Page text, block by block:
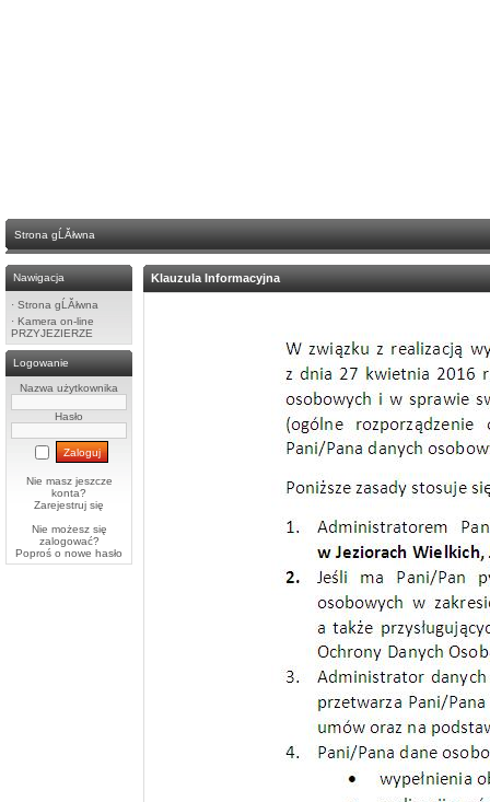
Strona gĹĂłwna
Nawigacja
· Strona gĹĂłwna
· Kamera on-line
PRZYJEZIERZE
Logowanie
Nazwa użytkownika
Hasło
Nie masz jeszcze
konta?
Zarejestruj się
Nie możesz się
zalogować?
Poproś o nowe hasło
Klauzula Informacyjna